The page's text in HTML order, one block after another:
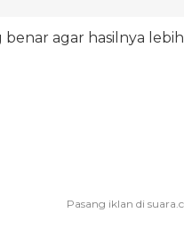
agar hasilnya lebih